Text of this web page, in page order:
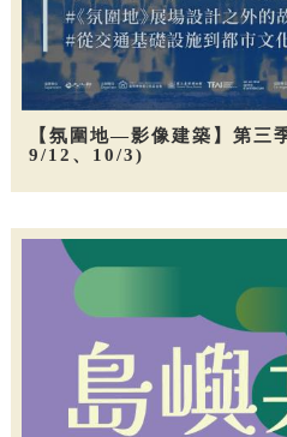
【氛圍地—影像建築】第三
9/12、10/3)